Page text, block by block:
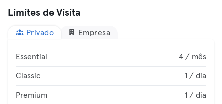
Limites de Visita
Privado Empresa
Essential 4 / mês
Classic 1 / dia
Premium 1 / dia